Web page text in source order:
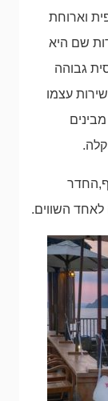
וארוחת
שם היא
גבוהה
עצמו
לאחד השווים.